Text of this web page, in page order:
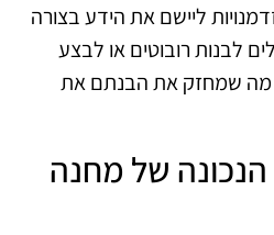
ליישם את הידע בצורה
לבנות רובוטים או לבצע
מה שמחזק את הבנתם את
של מחנה